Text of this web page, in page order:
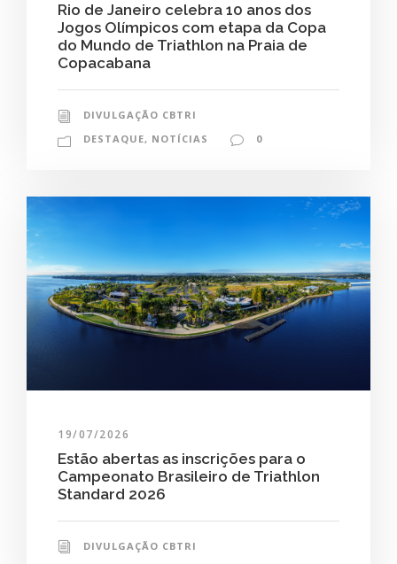
Rio de Janeiro celebra 10 anos dos
Jogos Olímpicos com etapa da Copa
do Mundo de Triathlon na Praia de
Copacabana
DIVULGAÇÃO CBTRI
DESTAQUE, NOTÍCIAS 0
19/07/2026
Estão abertas as inscrições para o
Campeonato Brasileiro de Triathlon
Standard 2026
DIVULGAÇÃO CBTRI